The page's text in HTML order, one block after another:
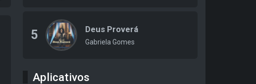
5 Deus Proverá
Gabriela Gomes
Aplicativos